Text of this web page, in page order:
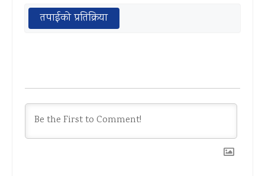
तपाईको प्रतिक्रिया